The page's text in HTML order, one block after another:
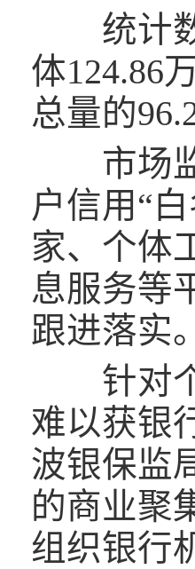
统计数
体124.86
总量的
市场监
户信用“
家、个体
息服务等
跟进落实。
针对个
难以获银
波银保监
的商业聚
组织银行